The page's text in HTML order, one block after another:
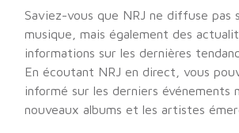
Saviez-vous que NRJ ne diffuse pas
musique, mais également des
informations sur les dernières
En écoutant NRJ en direct, vous
informé sur les derniers événements
nouveaux albums et les artistes